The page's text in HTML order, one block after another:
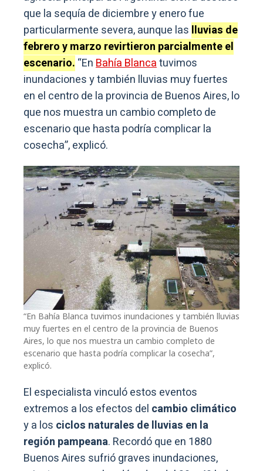
que la sequía de diciembre y enero fue
particularmente severa, aunque las lluvias de
febrero y marzo revirtieron parcialmente el
escenario. “EnBahía Blancatuvimos
inundaciones y también lluvias muy fuertes
en el centro de la provincia de Buenos Aires, lo
que nos muestra un cambio completo de
escenario que hasta podría complicar la
cosecha”, explicó.
“En Bahía Blanca tuvimos inundaciones y también lluvias
muy fuertes en el centro de la provincia de Buenos
Aires, lo que nos muestra un cambio completo de
escenario que hasta podría complicar la cosecha”,
explicó.
El especialista vinculó estos eventos
extremos a los efectos del cambio climático
y a los ciclos naturales de lluvias en la
región pampeana. Recordó que en 1880
Buenos Aires sufrió graves inundaciones,